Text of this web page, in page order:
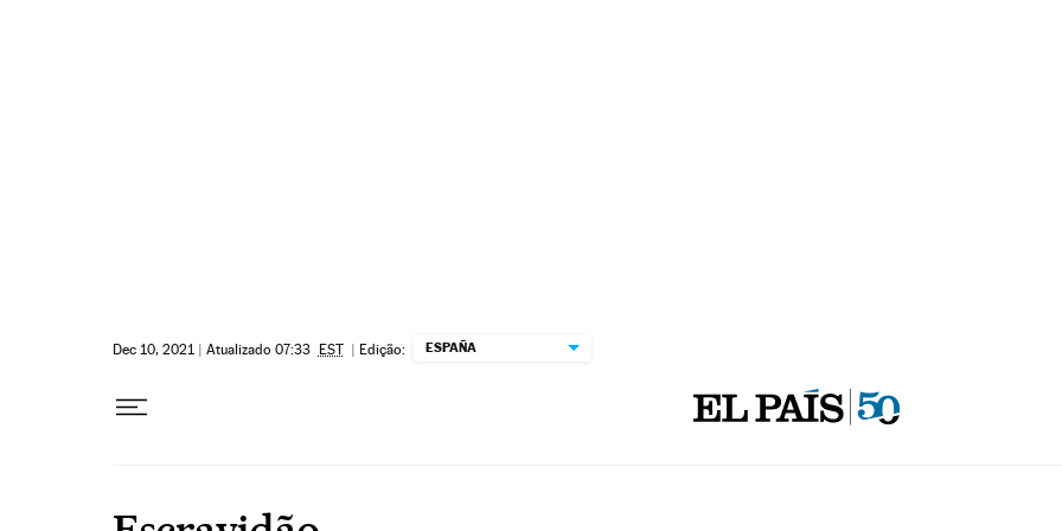
Dec 10, 2021 | Atualizado 07:33 EST | Edição: ESPAÑA